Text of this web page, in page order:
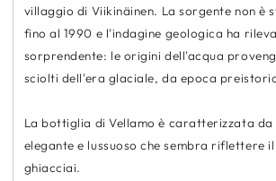
villaggio di Viikinäinen. La sorgente non è
fino al 1990 e l'indagine geologica ha
sorprendente: le origini dell'acqua
sciolti dell'era glaciale, da epoca
La bottiglia di Vellamo è caratterizzata da
elegante e lussuoso che sembra riflettere
ghiacciai.